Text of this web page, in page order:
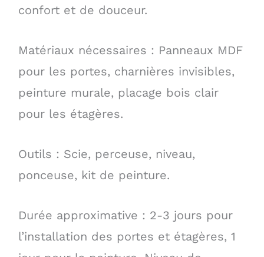
confort et de douceur.
Matériaux nécessaires : Panneaux MDF
pour les portes, charnières invisibles,
peinture murale, placage bois clair
pour les étagères.
Outils : Scie, perceuse, niveau,
ponceuse, kit de peinture.
Durée approximative : 2-3 jours pour
l’installation des portes et étagères, 1